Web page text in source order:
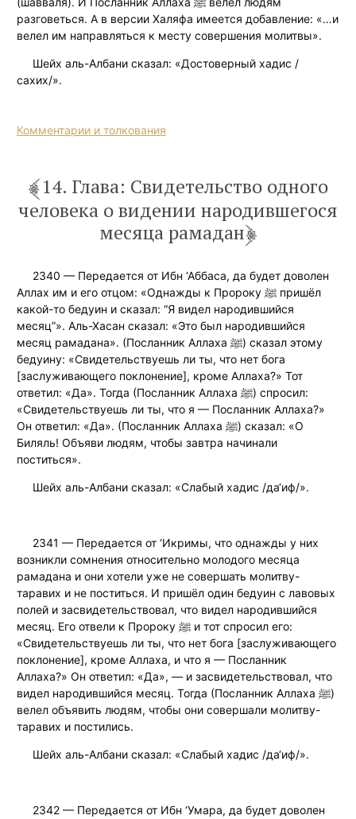
разговеться. А в версии Халяфа имеется добавление: «…и
велел им направляться к месту совершения молитвы».
Шейх аль-Албани сказал: «Достоверный хадис /
сахих/».
Комментарии и толкования
14. Глава: Свидетельство одного
человека о видении народившегося
месяца рамадан
2340 — Передается от Ибн ‘Аббаса, да будет доволен
Аллах им и его отцом: «Однажды к Пророку ﷺ пришёл
какой-то бедуин и сказал: “Я видел народившийся
месяц”». Аль-Хасан сказал: «Это был народившийся
месяц рамадана». (Посланник Аллаха ﷺ) сказал этому
бедуину: «Свидетельствуешь ли ты, что нет бога
[заслуживающего поклонение], кроме Аллаха?» Тот
ответил: «Да». Тогда (Посланник Аллаха ﷺ) спросил:
«Свидетельствуешь ли ты, что я — Посланник Аллаха?»
Он ответил: «Да». (Посланник Аллаха ﷺ) сказал: «О
Биляль! Объяви людям, чтобы завтра начинали
поститься».
Шейх аль-Албани сказал: «Слабый хадис /да‘иф/».
2341 — Передается от ‘Икримы, что однажды у них
возникли сомнения относительно молодого месяца
рамадана и они хотели уже не совершать молитву-
таравих и не поститься. И пришёл один бедуин с лавовых
полей и засвидетельствовал, что видел народившийся
месяц. Его отвели к Пророку ﷺ и тот спросил его:
«Свидетельствуешь ли ты, что нет бога [заслуживающего
поклонение], кроме Аллаха, и что я — Посланник
Аллаха?» Он ответил: «Да», — и засвидетельствовал, что
видел народившийся месяц. Тогда (Посланник Аллаха ﷺ)
велел объявить людям, чтобы они совершали молитву-
таравих и постились.
Шейх аль-Албани сказал: «Слабый хадис /да‘иф/».
2342 — Передается от Ибн ‘Умара, да будет доволен